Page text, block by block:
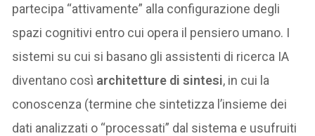
partecipa “attivamente” alla configurazione degli
spazi cognitivi entro cui opera il pensiero umano. I
sistemi su cui si basano gli assistenti di ricerca IA
diventano così architetture di sintesi, in cui la
conoscenza (termine che sintetizza l’insieme dei
dati analizzati o “processati” dal sistema e usufruiti